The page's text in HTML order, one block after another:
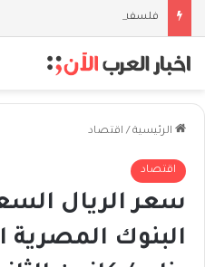
فلسفة الخيط والموج: نصف قرن
الرئيسية / اقتصاد
اقتصاد
سعر الريال